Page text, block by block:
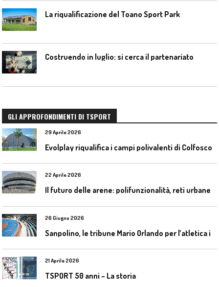
La riqualificazione del Toano Sport Park
Costruendo in luglio: si cerca il partenariato
GLI APPROFONDIMENTI DI TSPORT
29 Aprile 2026
Evolplay riqualifica i campi polivalenti di Colfosco
22 Aprile 2026
26 Giugno 2026
21 Aprile 2026
TSPORT 50 anni – La storia